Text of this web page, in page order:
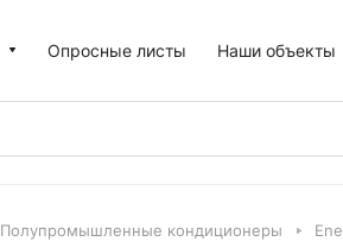
Опросные листы Наши объекты
Полупромышленные кондиционеры